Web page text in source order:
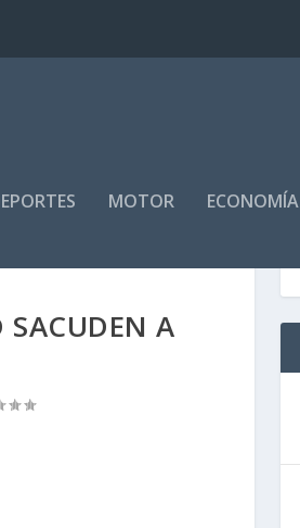
MOTOR ECONOMÍA
SACUDEN A